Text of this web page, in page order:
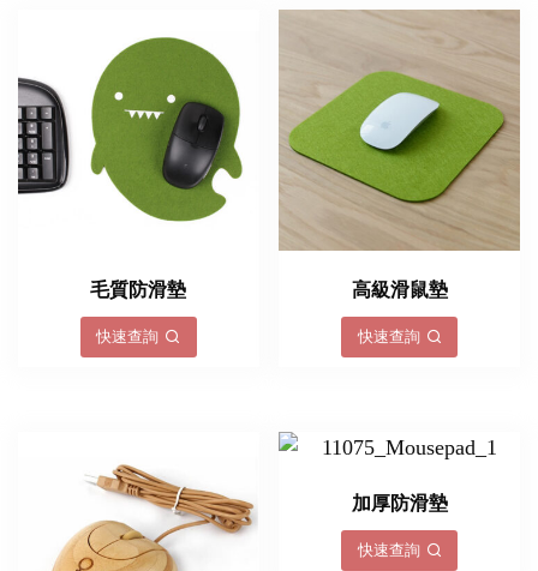
毛質防滑墊
快速查詢
高級滑鼠墊
快速查詢
加厚防滑墊
快速查詢